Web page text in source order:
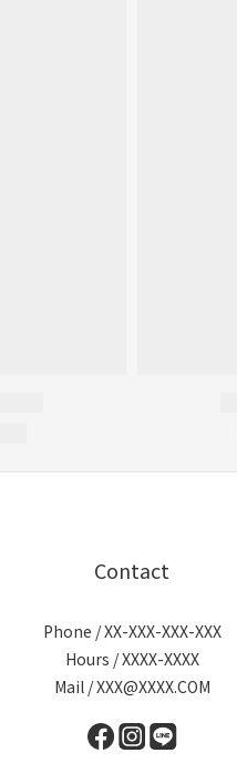
Contact
Phone / XX-XXX-XXX-XXX
Hours / XXXX-XXXX
Mail / XXX@XXXX.COM